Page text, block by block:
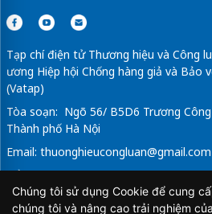
Tạp chí điện tử Thương hiệu và Công
ương Hiệp hội Chống hàng giả và Bảo
(Vatap)
Tòa soạn: Ngõ 56/ B5D6 Trương Công
Thành phố Hà Nội
Email: thuonghieucongluan@gmail.com
Tổng Biên Tập: Vũ Đức Thuận
Giấy phép hoạt động báo chí điện tử
Chúng tôi sử dụng Cookie để cung
chúng tôi và nâng cao trải nghiệm